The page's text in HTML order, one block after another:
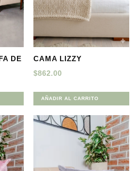
DE
CAMA LIZZY
$862.00
AÑADIR AL CARRITO